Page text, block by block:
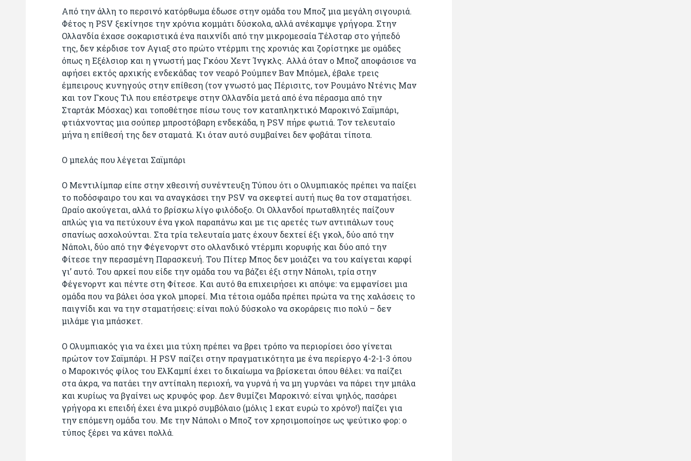
Από την άλλη το περσινό κατόρθωμα έδωσε στην ομάδα του Μποζ μια μεγάλη σιγουριά.
Φέτος η PSV ξεκίνησε την χρόνια κομμάτι δύσκολα, αλλά ανέκαμψε γρήγορα. Στην
Ολλανδία έχασε σοκαριστικά ένα παιχνίδι από την μικρομεσαία Τέλσταρ στο γήπεδό
της, δεν κέρδισε τον Αγιαξ στο πρώτο ντέρμπι της χρονιάς και ζορίστηκε με ομάδες
όπως η Εξέλσιορ και η γνωστή μας Γκόου Χεντ Ίνγκλς. Αλλά όταν ο Μποζ αποφάσισε να
αφήσει εκτός αρχικής ενδεκάδας τον νεαρό Ρούμπεν Βαν Μπόμελ, έβαλε τρεις
έμπειρους κυνηγούς στην επίθεση (τον γνωστό μας Πέρισιτς, τον Ρουμάνο Ντένις Μαν
και τον Γκους Τιλ που επέστρεψε στην Ολλανδία μετά από ένα πέρασμα από την
Σταρτάκ Μόσχας) και τοποθέτησε πίσω τους τον καταπληκτικό Μαροκινό Σαϊμπάρι,
φτιάχνοντας μια σούπερ μπροστόβαρη ενδεκάδα, η PSV πήρε φωτιά. Τον τελευταίο
μήνα η επίθεσή της δεν σταματά. Κι όταν αυτό συμβαίνει δεν φοβάται τίποτα.
Ο μπελάς που λέγεται Σαϊμπάρι
Ο Μεντιλίμπαρ είπε στην χθεσινή συνέντευξη Τύπου ότι ο Ολυμπιακός πρέπει να παίξει
το ποδόσφαιρο του και να αναγκάσει την PSV να σκεφτεί αυτή πως θα τον σταματήσει.
Ωραίο ακούγεται, αλλά το βρίσκω λίγο φιλόδοξο. Οι Ολλανδοί πρωταθλητές παίζουν
απλώς για να πετύχουν ένα γκολ παραπάνω και με τις αρετές των αντιπάλων τους
σπανίως ασχολούνται. Στα τρία τελευταία ματς έχουν δεχτεί έξι γκολ, δύο από την
Νάπολι, δύο από την Φέγενορντ στο ολλανδικό ντέρμπι κορυφής και δύο από την
Φίτεσε την περασμένη Παρασκευή. Του Πίτερ Μπος δεν μοιάζει να του καίγεται καρφί
γι’ αυτό. Του αρκεί που είδε την ομάδα του να βάζει έξι στην Νάπολι, τρία στην
Φέγενορντ και πέντε στη Φίτεσε. Και αυτό θα επιχειρήσει κι απόψε: να εμφανίσει μια
ομάδα που να βάλει όσα γκολ μπορεί. Μια τέτοια ομάδα πρέπει πρώτα να της χαλάσεις το
παιγνίδι και να την σταματήσεις: είναι πολύ δύσκολο να σκοράρεις πιο πολύ – δεν
μιλάμε για μπάσκετ.
Ο Ολυμπιακός για να έχει μια τύχη πρέπει να βρει τρόπο να περιορίσει όσο γίνεται
πρώτον τον Σαϊμπάρι. Η PSV παίζει στην πραγματικότητα με ένα περίεργο 4-2-1-3 όπου
ο Μαροκινός φίλος του ΕλΚαμπί έχει το δικαίωμα να βρίσκεται όπου θέλει: να παίζει
στα άκρα, να πατάει την αντίπαλη περιοχή, να γυρνά ή να μη γυρνάει να πάρει την μπάλα
και κυρίως να βγαίνει ως κρυφός φορ. Δεν θυμίζει Μαροκινό: είναι ψηλός, πασάρει
γρήγορα κι επειδή έχει ένα μικρό συμβόλαιο (μόλις 1 εκατ ευρώ το χρόνο!) παίζει για
την επόμενη ομάδα του. Με την Νάπολι ο Μποζ τον χρησιμοποίησε ως ψεύτικο φορ: ο
τύπος ξέρει να κάνει πολλά.